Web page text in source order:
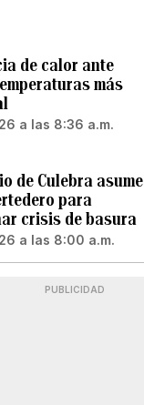
de calor ante
más
a las 8:36 a.m.
de Culebra asume
para
crisis de basura
a las 8:00 a.m.
PUBLICIDAD